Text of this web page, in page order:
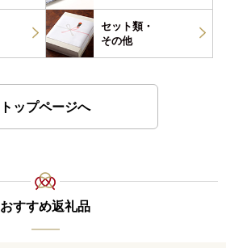
セット類・
その他
トップページへ
おすすめ返礼品